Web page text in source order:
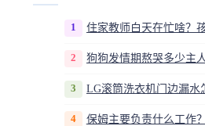
1
2
3
4 保姆主要负责什么工作